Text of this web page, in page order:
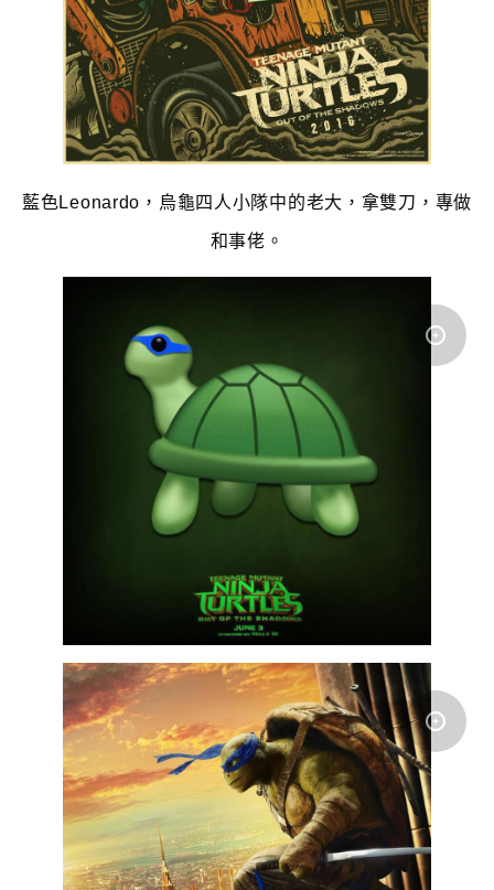
藍色Leonardo，烏龜四人小隊中的老大，拿雙刀，專做
和事佬。